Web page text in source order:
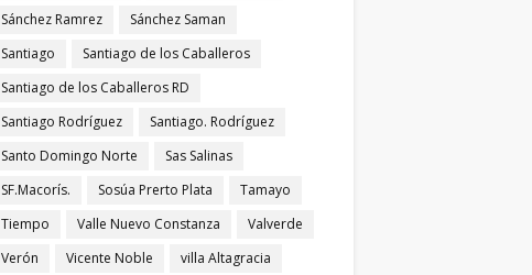
Sánchez Ramrez
Sánchez Saman
Santiago
Santiago de los Caballeros
Santiago de los Caballeros RD
Santiago Rodríguez
Santiago. Rodríguez
Santo Domingo Norte
Sas Salinas
SF.Macorís.
Sosúa Prerto Plata
Tamayo
Tiempo
Valle Nuevo Constanza
Valverde
Verón
Vicente Noble villa Altagracia